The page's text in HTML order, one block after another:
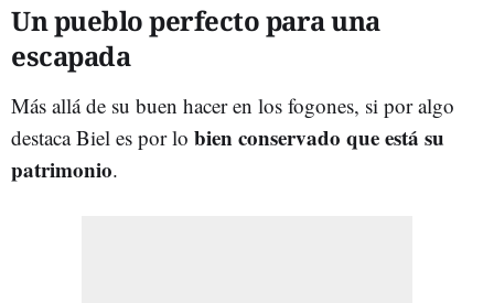
Un pueblo perfecto para una
escapada
Más allá de su buen hacer en los fogones, si por algo
destaca Biel es por lo bien conservado que está su
patrimonio.